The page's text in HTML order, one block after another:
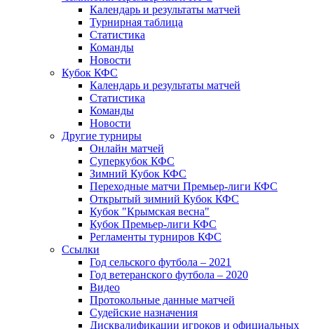
Календарь и результаты матчей
Турнирная таблица
Статистика
Команды
Новости
Кубок КФС
Календарь и результаты матчей
Статистика
Команды
Новости
Другие турниры
Онлайн матчей
Суперкубок КФС
Зимний Кубок КФС
Переходные матчи Премьер-лиги КФС
Открытый зимний Кубок КФС
Кубок "Крымская весна"
Кубок Премьер-лиги КФС
Регламенты турниров КФС
Ссылки
Год сельского футбола – 2021
Год ветеранского футбола – 2020
Видео
Протокольные данные матчей
Судейские назначения
Дисквалификации игроков и официальных